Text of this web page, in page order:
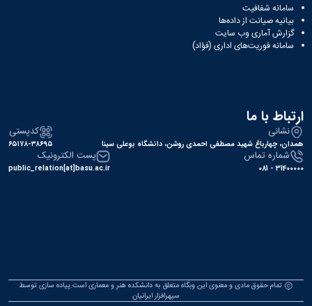
سامانه شفافیت
بیانیه صیانت از داده‌ها
گزارش آماری وب‌ سایت
سامانه فوریت‌های اداری (فؤاد)
ارتباط با ما
نشانی
همدان، چهارباغ شهید مصطفی احمدی روشن، دانشگاه بوعلی سینا
کدپستی
۶۵۱۷۸-۳۸۶۹۵
شماره تماس
31400000 - 081
پست الکترونیک
public_relation[at]basu.ac.ir
تمام حقوق مادی و معنوی این وبگاه متعلق به دانشکده هنر و معماری است.پیاده سازی توسط
سپهرافزار ایرانیان